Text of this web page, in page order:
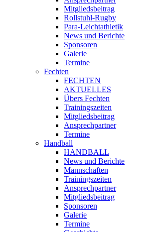
Mitgliedsbeitrag
Rollstuhl-Rugby
Para-Leichtathletik
News und Berichte
Sponsoren
Galerie
Termine
Fechten
FECHTEN
AKTUELLES
Übers Fechten
Trainingszeiten
Mitgliedsbeitrag
Ansprechpartner
Termine
Handball
HANDBALL
News und Berichte
Mannschaften
Trainingszeiten
Ansprechpartner
Mitgliedsbeitrag
Sponsoren
Galerie
Termine